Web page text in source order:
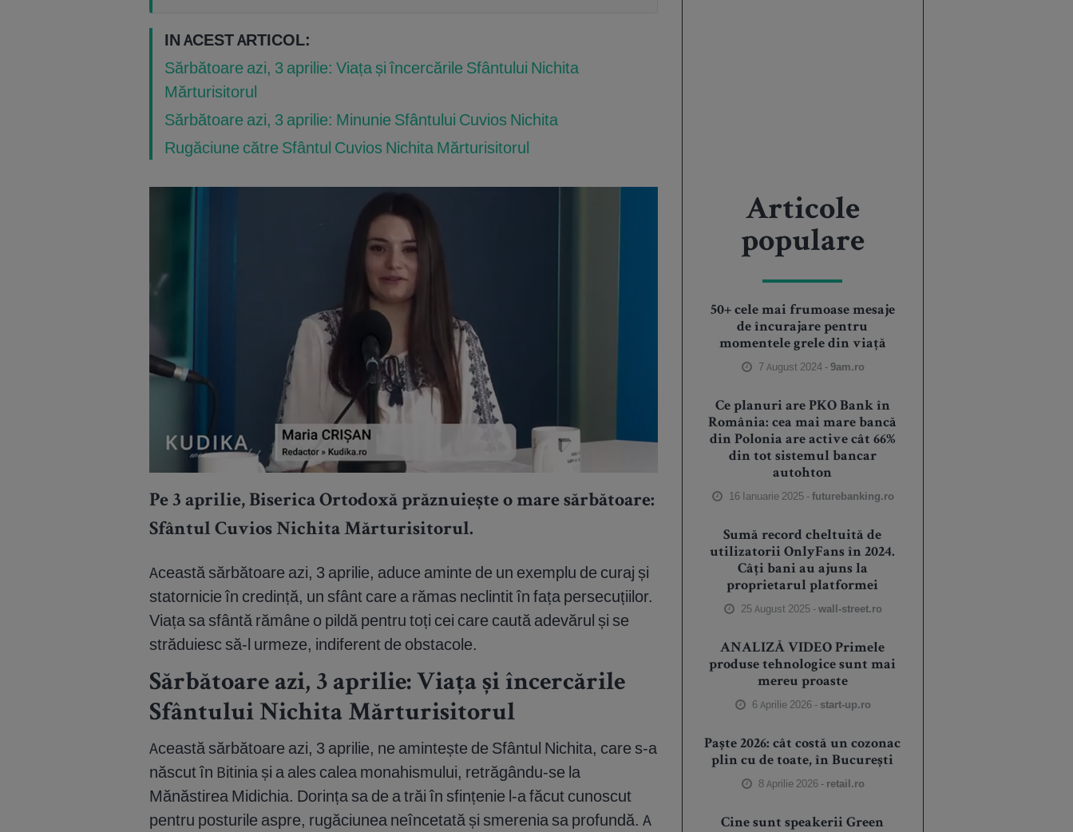
IN ACEST ARTICOL:
Sărbătoare azi, 3 aprilie: Viața și încercările Sfântului Nichita
Mărturisitorul
Sărbătoare azi, 3 aprilie: Minunie Sfântului Cuvios Nichita
Rugăciune către Sfântul Cuvios Nichita Mărturisitorul
Pe 3 aprilie, Biserica Ortodoxă prăznuiește o mare sărbătoare:
Sfântul Cuvios Nichita Mărturisitorul.
Această sărbătoare azi, 3 aprilie, aduce aminte de un exemplu de curaj și
statornicie în credință, un sfânt care a rămas neclintit în fața persecuțiilor.
Viața sa sfântă rămâne o pildă pentru toți cei care caută adevărul și se
străduiesc să-l urmeze, indiferent de obstacole.
Sărbătoare azi, 3 aprilie: Viața și încercările
Sfântului Nichita Mărturisitorul
Această sărbătoare azi, 3 aprilie, ne amintește de Sfântul Nichita, care s-a
născut în Bitinia și a ales calea monahismului, retrăgându-se la
Mănăstirea Midichia. Dorința sa de a trăi în sfințenie l-a făcut cunoscut
pentru posturile aspre, rugăciunea neîncetată și smerenia sa profundă. A
Articole
populare
50+ cele mai frumoase mesaje
de încurajare pentru
momentele grele din viață
7 August 2024 -9am.ro
Ce planuri are PKO Bank în
România: cea mai mare bancă
din Polonia are active cât 66%
din tot sistemul bancar
autohton
16 Ianuarie 2025 -futurebanking.ro
Sumă record cheltuită de
utilizatorii OnlyFans în 2024.
Câți bani au ajuns la
proprietarul platformei
25 August 2025 -wall-street.ro
ANALIZĂ VIDEO Primele
produse tehnologice sunt mai
mereu proaste
6 Aprilie 2026 - start-up.ro
Paște 2026: cât costă un cozonac
plin cu de toate, în București
8 Aprilie 2026 - retail.ro
Cine sunt speakerii Green